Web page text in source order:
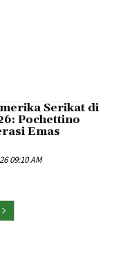
Serikat di
Pochettino
Emas
09:10 AM